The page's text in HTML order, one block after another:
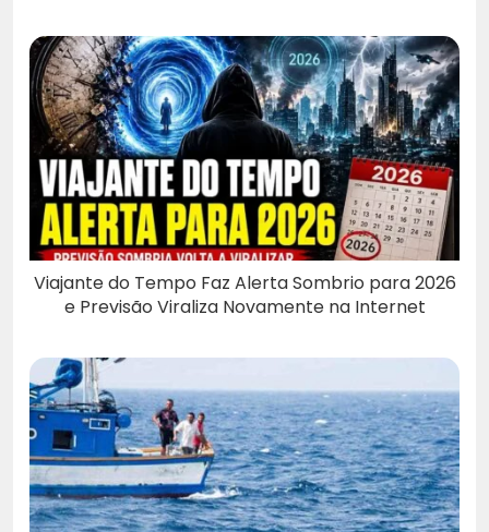
Viajante do Tempo Faz Alerta Sombrio para 2026
e Previsão Viraliza Novamente na Internet